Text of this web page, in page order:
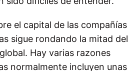
el capital de las compañías
sigue rondando la mitad del
Hay varias razones
normalmente incluyen unas